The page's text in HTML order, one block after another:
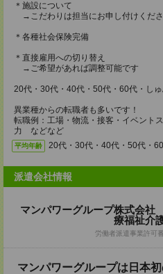
＊施設について
→こだわりは担当にお申し付けくださ
＊各種社会保険完備
＊直接雇用への切り替え
→ご希望があれば調整可能です
20代・30代・40代・50代・60代・しゅ
異業種からの転職者も多いです！
転職例：工場・物流・接客・イベント
力 などなど
平均年齢 20代・30代・40代・50代・
派遣会社情報
マンパワーグループ株式会
療福祉介
労働者派遣事業許可
マンパワーグループは日本